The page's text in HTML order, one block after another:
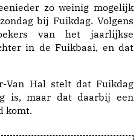
zo weinig mogelijk
bij Fuikdag. Volgens
van het jaarlijkse
in de Fuikbaai, en dat
Van Hal stelt dat Fuikdag
is, maar dat daarbij een
komt.